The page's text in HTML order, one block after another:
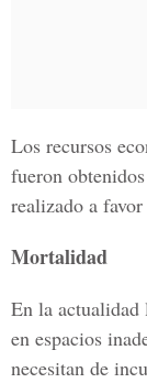
Los recursos
fueron
realizado a
Mortalidad
En la actualidad
en espacios
necesitan de